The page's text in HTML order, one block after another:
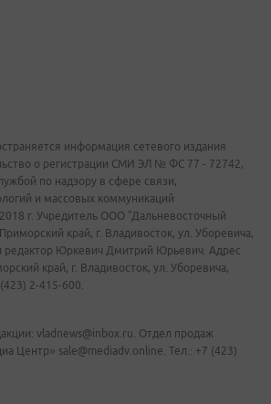
информация сетевого издания
о регистрации СМИ ЭЛ № ФС 77 - 72742,
по надзору в сфере связи,
и массовых коммуникаций
г. Учредитель ООО "Дальневосточный
край, г. Владивосток, ул. Уборевича,
редактор Юркевич Дмитрий Юрьевич. Адрес
край, г. Владивосток, ул. Уборевича,
2-415-600.
vladnews@inbox.ru. Отдел продаж
Центр» sale@mediadv.online. Тел.: +7 (423)